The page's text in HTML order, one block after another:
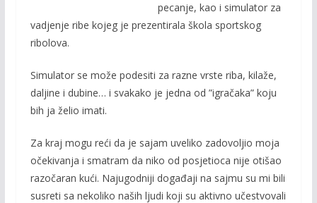
pecanje, kao i simulator za
vadjenje ribe kojeg je prezentirala škola sportskog
ribolova.
Simulator se može podesiti za razne vrste riba, kilaže,
daljine i dubine… i svakako je jedna od ”igračaka” koju
bih ja želio imati.
Za kraj mogu reći da je sajam uveliko zadovoljio moja
očekivanja i smatram da niko od posjetioca nije otišao
razočaran kući. Najugodniji događaji na sajmu su mi bili
susreti sa nekoliko naših ljudi koji su aktivno učestvovali